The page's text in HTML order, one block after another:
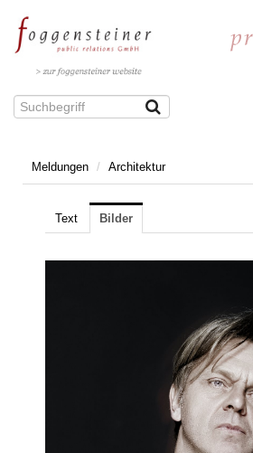
Meldungen
Kultur und Literatur
Energie
Unterhaltung und Veranstaltungen
Meldungen / Architektur
Text Bilder